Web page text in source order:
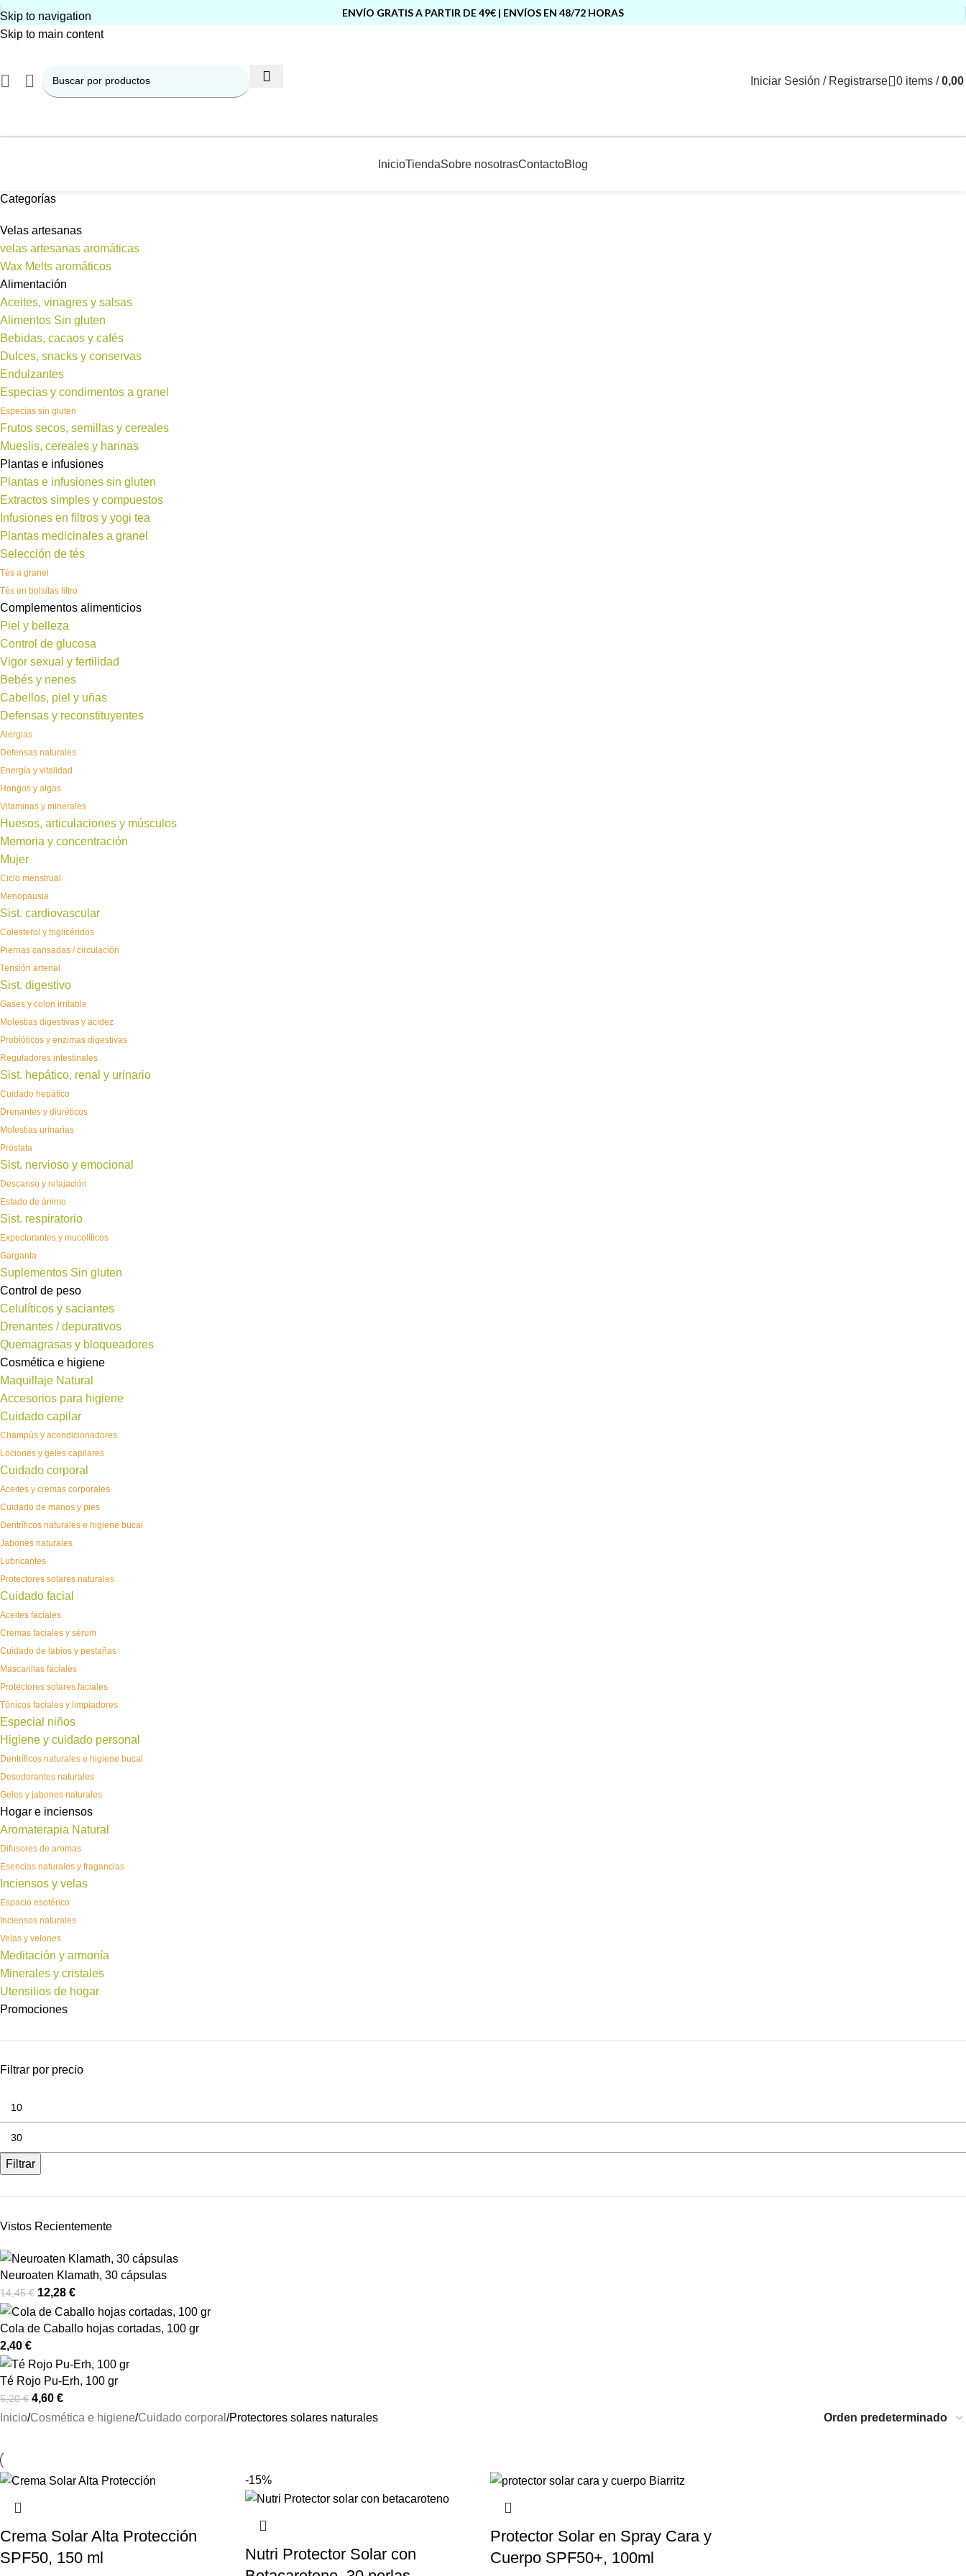
Skip to navigation
Skip to main content
ENVÍO GRATIS A PARTIR DE 49€ | ENVÍOS EN 48/72 HORAS
Iniciar Sesión / Registrarse 0 items / 0,00
InicioTiendaSobre nosotrasContactoBlog
Categorías
Velas artesanas
velas artesanas aromáticas
Wax Melts aromáticos
Alimentación
Aceites, vinagres y salsas
Alimentos Sin gluten
Bebidas, cacaos y cafés
Dulces, snacks y conservas
Endulzantes
Especias y condimentos a granel
Especias sin gluten
Frutos secos, semillas y cereales
Mueslis, cereales y harinas
Plantas e infusiones
Plantas e infusiones sin gluten
Extractos simples y compuestos
Infusiones en filtros y yogi tea
Plantas medicinales a granel
Selección de tés
Tés a granel
Tés en bolsitas filtro
Complementos alimenticios
Piel y belleza
Control de glucosa
Vigor sexual y fertilidad
Bebés y nenes
Cabellos, piel y uñas
Defensas y reconstituyentes
Alergias
Defensas naturales
Energía y vitalidad
Hongos y algas
Vitaminas y minerales
Huesos, articulaciones y músculos
Memoria y concentración
Mujer
Ciclo menstrual
Menopausia
Sist. cardiovascular
Colesterol y triglicéridos
Piernas cansadas / circulación
Tensión arterial
Sist. digestivo
Gases y colon irritable
Molestias digestivas y acidez
Probióticos y enzimas digestivas
Reguladores intestinales
Sist. hepático, renal y urinario
Cuidado hepático
Drenantes y diuréticos
Molestias urinarias
Próstata
Sist. nervioso y emocional
Descanso y relajación
Estado de ánimo
Sist. respiratorio
Expectorantes y mucolíticos
Garganta
Suplementos Sin gluten
Control de peso
Celulíticos y saciantes
Drenantes / depurativos
Quemagrasas y bloqueadores
Cosmética e higiene
Maquillaje Natural
Accesorios para higiene
Cuidado capilar
Champús y acondicionadores
Lociones y geles capilares
Cuidado corporal
Aceites y cremas corporales
Cuidado de manos y pies
Dentríficos naturales e higiene bucal
Jabones naturales
Lubricantes
Protectores solares naturales
Cuidado facial
Aceites faciales
Cremas faciales y sérum
Cuidado de labios y pestañas
Mascarillas faciales
Protectores solares faciales
Tónicos faciales y limpiadores
Especial niños
Higiene y cuidado personal
Dentríficos naturales e higiene bucal
Desodorantes naturales
Geles y jabones naturales
Hogar e inciensos
Aromaterapia Natural
Difusores de aromas
Esencias naturales y fragancias
Inciensos y velas
Espacio esotérico
Inciensos naturales
Velas y velones
Meditación y armonía
Minerales y cristales
Utensilios de hogar
Promociones
Filtrar por precio
Filtrar
Vistos Recientemente
Neuroaten Klamath, 30 cápsulas
14,45€ 12,28 €
Cola de Caballo hojas cortadas, 100 gr
2,40 €
Té Rojo Pu-Erh, 100 gr
5,20€ 4,60 €
Inicio Cosmética e higiene Cuidado corporal Protectores solares naturales
Crema Solar Alta Protección
SPF50, 150 ml
-15%
Nutri Protector Solar con
Protector Solar en Spray Cara y
Cuerpo SPF50+, 100ml